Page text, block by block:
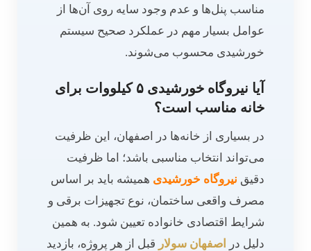
مناسب پنل‌ها و عدم وجود سایه روی آن‌ها از
عوامل بسیار مهم در عملکرد صحیح سیستم
خورشیدی محسوب می‌شوند.
آیا نیروگاه خورشیدی ۵ کیلووات برای
خانه مناسب است؟
در بسیاری از خانه‌ها در اصفهان، این ظرفیت
می‌تواند انتخاب مناسبی باشد؛ اما ظرفیت
دقیق نیروگاه خورشیدی همیشه باید بر اساس
مصرف واقعی ساختمان، نوع تجهیزات برقی و
شرایط اقتصادی خانواده تعیین شود. به همین
دلیل در
اصفهان سولار قبل از هر پروژه، بازدید